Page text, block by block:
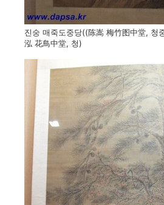
진숭 매죽도중당((陈嵩 梅竹图中堂, 청
泓 花鳥中堂, 청)